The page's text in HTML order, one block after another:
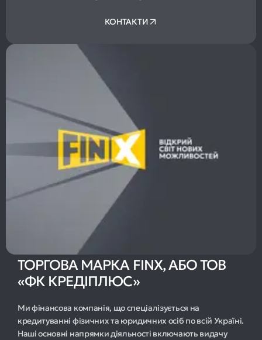
КОНТАКТИ
ТОРГОВА МАРКА FINX, АБО ТОВ
«ФК КРЕДІПЛЮС»
Ми фінансова компанія, що спеціалізується на
кредитуванні фізичних та юридичних осіб по всій Україні.
Наші основні напрямки діяльності включають видачу